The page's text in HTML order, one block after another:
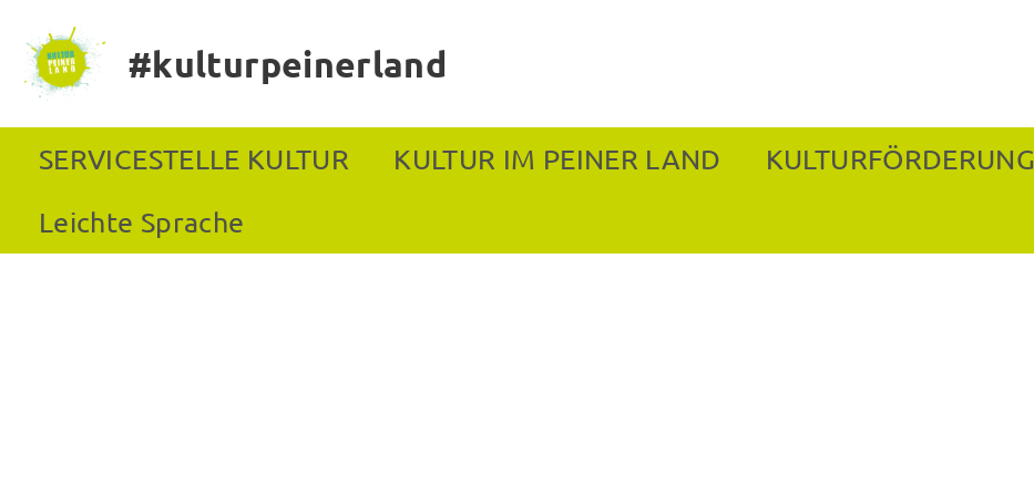
#kulturpeinerland
SERVICESTELLE KULTUR KULTUR IM PEINER LAND KULTURFÖRDERUNG
Leichte Sprache